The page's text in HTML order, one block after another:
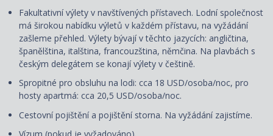
Fakultativní výlety v navštívených přístavech. Lodní společnost
má širokou nabídku výletů v každém přístavu, na vyžádání
zašleme přehled. Výlety bývají v těchto jazycích: angličtina,
španělština, italština, francouzština, němčina. Na plavbách s
českým delegátem se konají výlety v češtině.
Spropitné pro obsluhu na lodi: cca 18 USD/osoba/noc, pro
hosty apartmá: cca 20,5 USD/osoba/noc.
Cestovní pojištění a pojištění storna. Na vyžádání zajistíme.